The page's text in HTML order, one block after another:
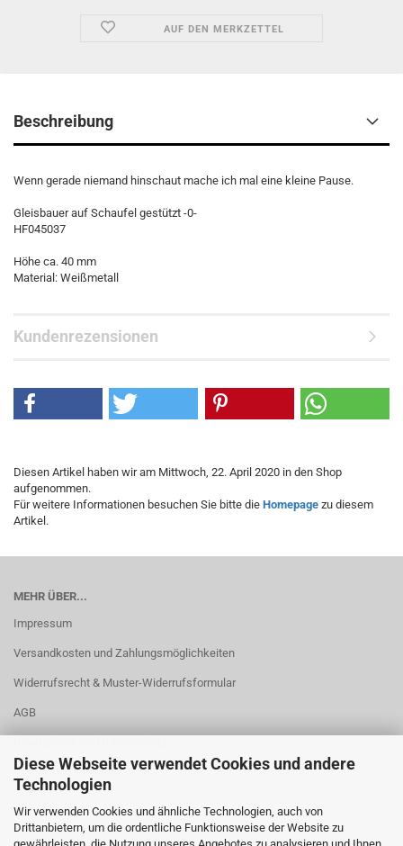
Diese Webseite verwendet Cookies und andere
Technologien
Wir verwenden Cookies und ähnliche Technologien, auch von
Drittanbietern, um die ordentliche Funktionsweise der Website zu
AUF DEN MERKZETTEL
Beschreibung
Wenn gerade niemand hinschaut mache ich mal eine kleine Pause.
Gleisbauer auf Schaufel gestützt -0-
HF045037
Höhe ca. 40 mm
Material: Weißmetall
Kundenrezensionen
Diesen Artikel haben wir am Mittwoch, 22. April 2020 in den Shop
aufgenommen.
Für weitere Informationen besuchen Sie bitte die Homepage zu diesem
Artikel.
MEHR ÜBER...
Impressum
Versandkosten und Zahlungsmöglichkeiten
Widerrufsrecht & Muster-Widerrufsformular
AGB
Cookie Einstellungen